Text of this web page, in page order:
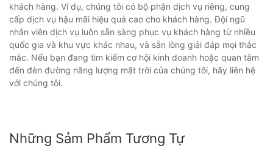
khách hàng. Ví dụ, chúng tôi có bộ phận dịch vụ riêng, cung
cấp dịch vụ hậu mãi hiệu quả cao cho khách hàng. Đội ngũ
nhân viên dịch vụ luôn sẵn sàng phục vụ khách hàng từ nhiều
quốc gia và khu vực khác nhau, và sẵn lòng giải đáp mọi thắc
mắc. Nếu bạn đang tìm kiếm cơ hội kinh doanh hoặc quan tâm
đến đèn đường năng lượng mặt trời của chúng tôi, hãy liên hệ
với chúng tôi.
Những Sảm Phẩm Tương Tự